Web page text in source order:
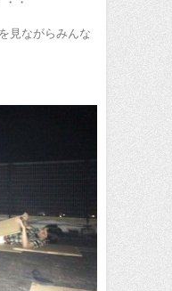
見ながらみんな